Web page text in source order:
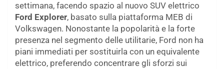
settimana, facendo spazio al nuovo SUV elettrico
Ford Explorer, basato sulla piattaforma MEB di
Volkswagen. Nonostante la popolarità e la forte
presenza nel segmento delle utilitarie, Ford non ha
piani immediati per sostituirla con un equivalente
elettrico, preferendo concentrare gli sforzi sui